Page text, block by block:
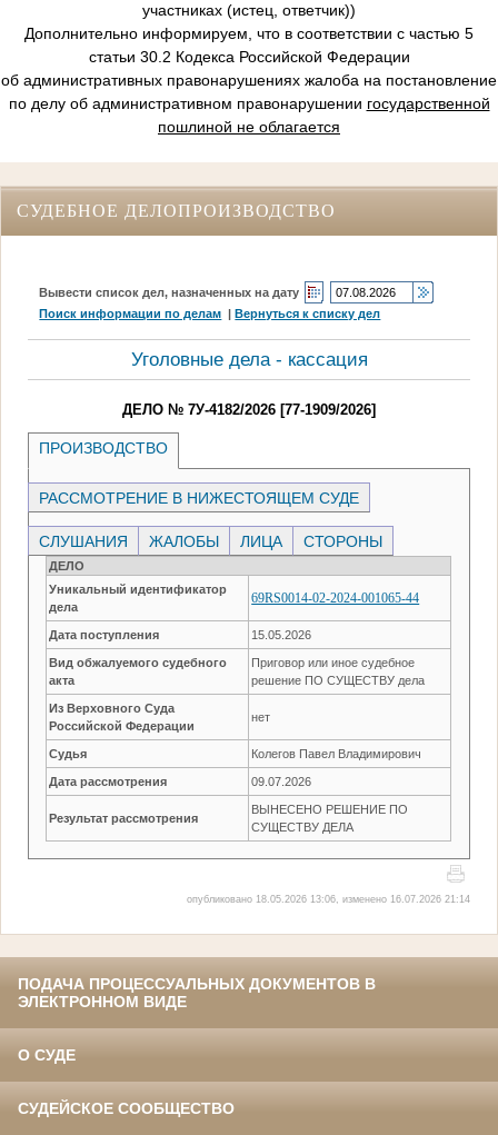
участниках (истец, ответчик))
Дополнительно информируем, что в соответствии с частью 5
статьи 30.2 Кодекса Российской Федерации
об административных правонарушениях жалоба на постановление
по делу об административном правонарушении государственной
пошлиной не облагается
СУДЕБНОЕ ДЕЛОПРОИЗВОДСТВО
Вывести список дел, назначенных на дату
Поиск информации по делам |Вернуться к списку дел
Уголовные дела - кассация
ДЕЛО № 7У-4182/2026 [77-1909/2026]
ПРОИЗВОДСТВО
РАССМОТРЕНИЕ В НИЖЕСТОЯЩЕМ СУДЕ
СЛУШАНИЯ ЖАЛОБЫ ЛИЦА СТОРОНЫ
ДЕЛО
Уникальный идентификатор
дела
69RS0014-02-2024-001065-44
Дата поступления 15.05.2026
Вид обжалуемого судебного
акта
Приговор или иное судебное
решение ПО СУЩЕСТВУ дела
Из Верховного Суда
Российской Федерации
нет
Судья Колегов Павел Владимирович
Дата рассмотрения 09.07.2026
Результат рассмотрения
ВЫНЕСЕНО РЕШЕНИЕ ПО
СУЩЕСТВУ ДЕЛА
опубликовано 18.05.2026 13:06, изменено 16.07.2026 21:14
ПОДАЧА ПРОЦЕССУАЛЬНЫХ ДОКУМЕНТОВ В
ЭЛЕКТРОННОМ ВИДЕ
О СУДЕ
СУДЕЙСКОЕ СООБЩЕСТВО